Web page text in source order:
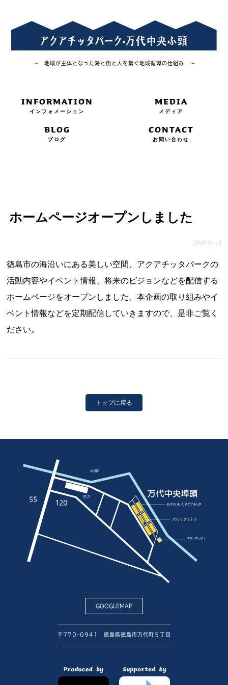
～ 地域が主体となった海と街と人を繋ぐ地域循環の仕組み ～
INFORMATION
インフォメーション
MEDIA
メディア
BLOG
ブログ
CONTACT
お問い合わせ
ホームページオープンしました
2018-11-14
徳島市の海沿いにある美しい空間、アクアチッタパークの
活動内容やイベント情報、将来のビジョンなどを配信する
ホームページをオープンしました。本企画の取り組みやイ
ベント情報などを定期配信していきますので、是非ご覧く
ださい。
トップに戻る
GOOGLEMAP
〒770-0941 徳島県徳島市万代町５丁目